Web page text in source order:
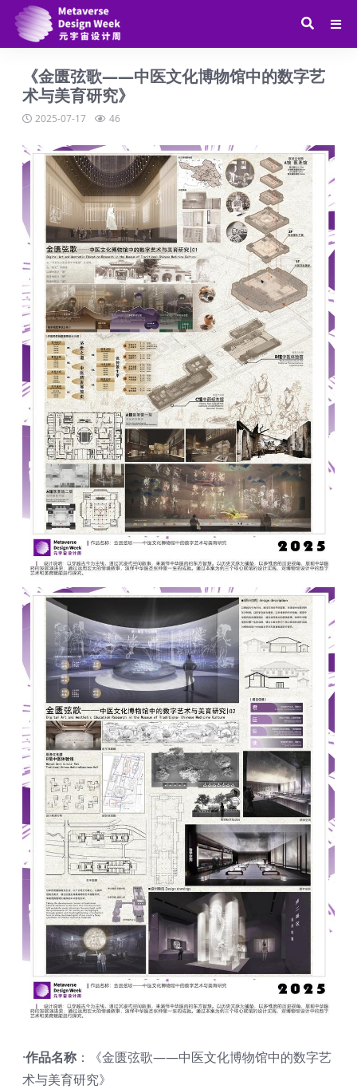
《金匮弦歌——中医文化博物馆中的数字艺
术与美育研究》
2025-07-17 46
·作品名称 ：《金匮弦歌——中医文化博物馆中的数字艺
术与美育研究》